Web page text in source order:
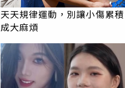
天天規律運動，別讓小傷累積
成大麻煩